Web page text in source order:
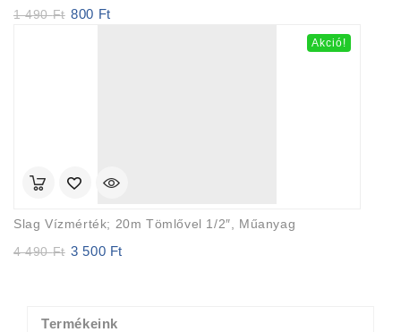
1 490Ft Original
800 Ft
Akció!
Slag Vízmérték; 20m Tömlővel 1/2″, Műanyag
4 490Ft Original
3 500 Ft
Termékeink